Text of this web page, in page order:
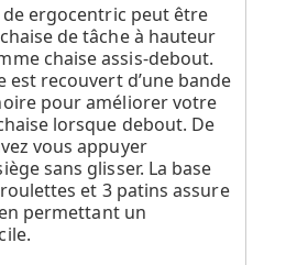
de ergocentric peut être
de tâche à hauteur
chaise assis-debout.
est recouvert d’une bande
pour améliorer votre
lorsque debout. De
vous appuyer
sans glisser. La base
et 3 patins assure
permettant un